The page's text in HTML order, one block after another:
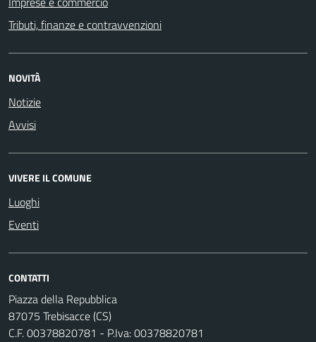
Tributi, finanze e contravvenzioni
NOVITÀ
Notizie
Avvisi
VIVERE IL COMUNE
Luoghi
Eventi
CONTATTI
Piazza della Repubblica
87075 Trebisacce (CS)
C.F. 00378820781 - P.Iva: 00378820781